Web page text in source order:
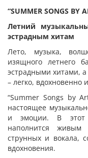
“SUMMER SONGS BY
Летний
эстрадным хитам
Лето, музыка,
изящного летнего
эстрадными хитами,
– легко, вдохновенно
“Summer Songs by
настоящее
и эмоции. В этот
наполнится живым
струнных и вокала,
вдохновения.